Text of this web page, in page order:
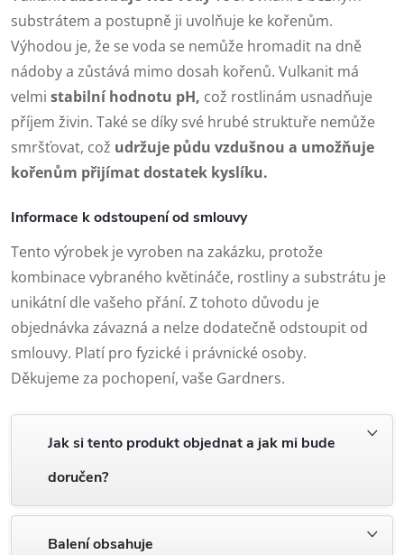
substrátem a postupně ji uvolňuje ke kořenům.
Výhodou je, že se voda se nemůže hromadit na dně
nádoby a zůstává mimo dosah kořenů. Vulkanit má
velmi stabilní hodnotu pH, což rostlinám usnadňuje
příjem živin. Také se díky své hrubé struktuře nemůže
smršťovat, což udržuje půdu vzdušnou a umožňuje
kořenům přijímat dostatek kyslíku.
Informace k odstoupení od smlouvy
Tento výrobek je vyroben na zakázku, protože
kombinace vybraného květináče, rostliny a substrátu je
unikátní dle vašeho přání. Z tohoto důvodu je
objednávka závazná a nelze dodatečně odstoupit od
smlouvy. Platí pro fyzické i právnické osoby.
Děkujeme za pochopení, vaše Gardners.
Jak si tento produkt objednat a jak mi bude
doručen?
Balení obsahuje